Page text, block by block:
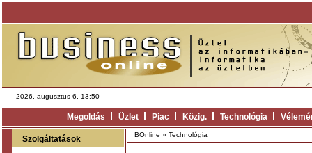
2026. augusztus 6. 13:50
Megoldás Üzlet Piac Közig. Technológia
Szolgáltatások BOnline » Technológia